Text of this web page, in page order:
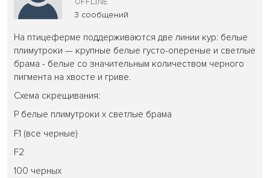
3 сообщений
На птицеферме поддерживаются две линии кур: белые
плимутроки — крупные белые густо-опереные и светлые
брама - белые со значительным количеством черного
пигмента на хвосте и гриве.
Схема скрещивания:
Р белые плимутроки х светлые брама
F1 (все черные)
F2
100 черных